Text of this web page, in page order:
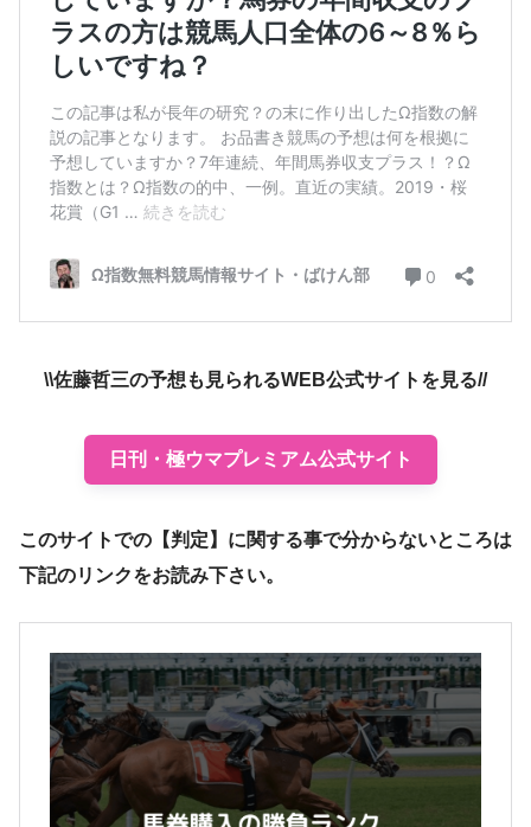
\\佐藤哲三の予想も見られるWEB公式サイトを見る//
日刊・極ウマプレミアム公式サイト
このサイトでの【判定】に関する事で分からないところは
下記のリンクをお読み下さい。